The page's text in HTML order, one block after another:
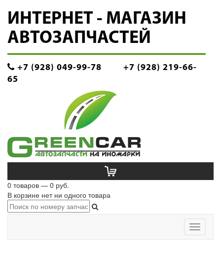
ИНТЕРНЕТ - МАГАЗИН
АВТОЗАПЧАСТЕЙ
+7 (928) 049-99-78
+7 (928) 219-66-
65
0 товаров — 0 руб.
В корзине нет ни одного товара
Toggle